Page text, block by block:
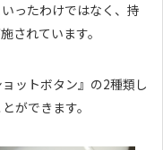
ったわけではなく、持
されています。
ットボタン』の2種類し
ができます。